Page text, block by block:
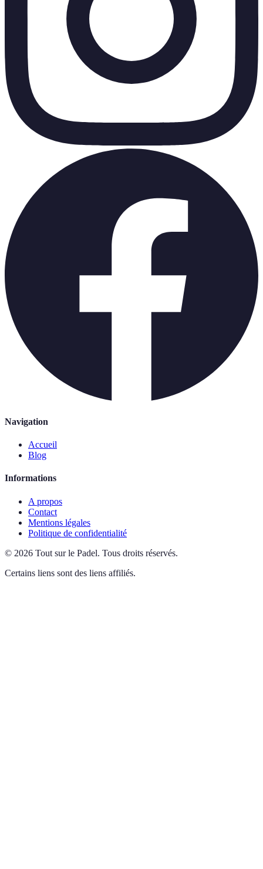
Navigation
Accueil
Blog
Informations
A propos
Contact
Mentions légales
Politique de confidentialité
© 2026 Tout sur le Padel. Tous droits réservés.
Certains liens sont des liens affiliés.